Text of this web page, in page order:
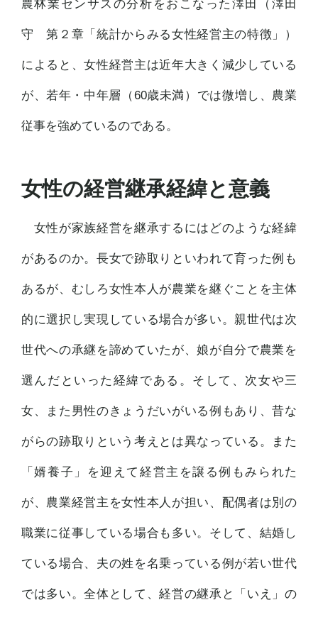
農林業センサスの分析をおこなった澤田（澤田
守 第２章「統計からみる女性経営主の特徴」）
によると、女性経営主は近年大きく減少している
が、若年・中年層（60歳未満）では微増し、農業
従事を強めているのである。
女性の経営継承経緯と意義
女性が家族経営を継承するにはどのような経緯
があるのか。長女で跡取りといわれて育った例も
あるが、むしろ女性本人が農業を継ぐことを主体
的に選択し実現している場合が多い。親世代は次
世代への承継を諦めていたが、娘が自分で農業を
選んだといった経緯である。そして、次女や三
女、また男性のきょうだいがいる例もあり、昔な
がらの跡取りという考えとは異なっている。また
「婿養子」を迎えて経営主を譲る例もみられた
が、農業経営主を女性本人が担い、配偶者は別の
職業に従事している場合も多い。そして、結婚し
ている場合、夫の姓を名乗っている例が若い世代
では多い。全体として、経営の継承と「いえ」の